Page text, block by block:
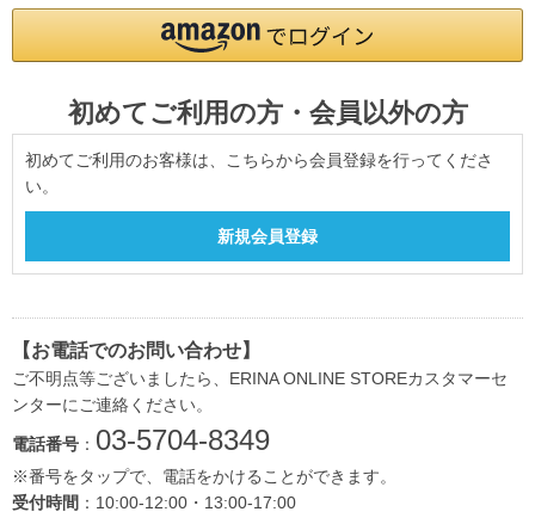
初めてご利用の方・会員以外の方
初めてご利用のお客様は、こちらから会員登録を行ってくださ
い。
【お電話でのお問い合わせ】
ご不明点等ございましたら、ERINA ONLINE STOREカスタマーセ
ンターにご連絡ください。
電話番号 ： 03-5704-8349
※番号をタップで、電話をかけることができます。
受付時間 ：10:00-12:00・13:00-17:00